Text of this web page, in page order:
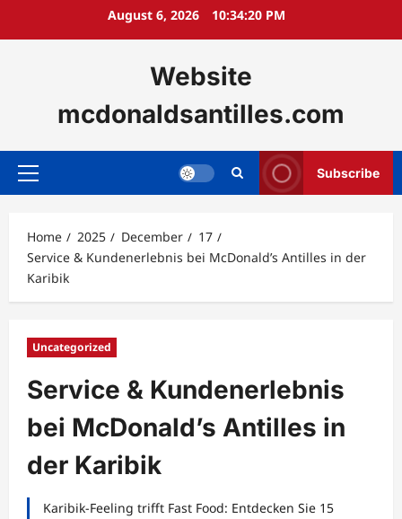
August 6, 2026 10:34:22 PM
Website
mcdonaldsantilles.com
Primary
Subscribe
Home 2025 December
17
Service & Kundenerlebnis bei McDonald’s Antilles in der
Karibik
Uncategorized
Service & Kundenerlebnis
bei McDonald’s Antilles in
der Karibik
Karibik-Feeling trifft Fast Food: Entdecken Sie 15